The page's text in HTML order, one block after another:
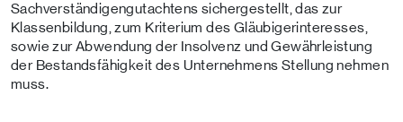
Sachverständigengutachtens sichergestellt, das zur
Klassenbildung, zum Kriterium des Gläubigerinteresses,
sowie zur Abwendung der Insolvenz und Gewährleistung
der Bestandsfähigkeit des Unternehmens Stellung nehmen
muss.